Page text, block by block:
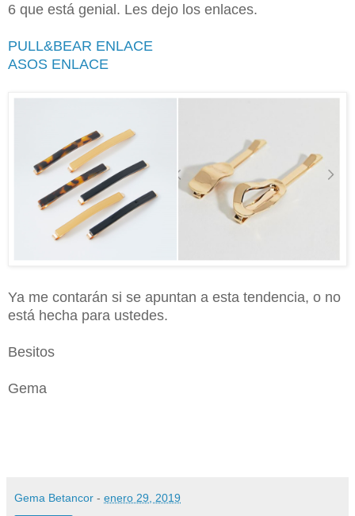
6 que está genial. Les dejo los enlaces.
PULL&BEAR ENLACE
ASOS ENLACE
Ya me contarán si se apuntan a esta tendencia, o no
está hecha para ustedes.
Besitos
Gema
Gema Betancor - enero 29, 2019